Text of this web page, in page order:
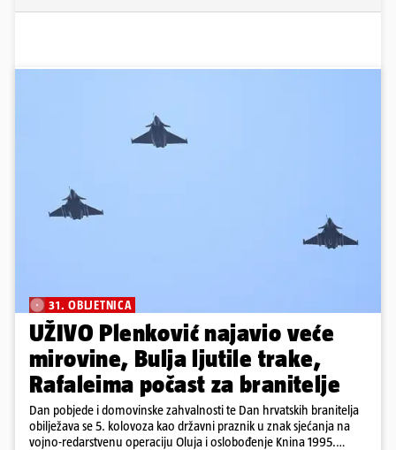
31. OBLJETNICA
UŽIVO Plenković najavio veće
mirovine, Bulja ljutile trake,
Rafaleima počast za branitelje
Dan pobjede i domovinske zahvalnosti te Dan hrvatskih branitelja
obilježava se 5. kolovoza kao državni praznik u znak sjećanja na
vojno-redarstvenu operaciju Oluja i oslobođenje Knina 1995.